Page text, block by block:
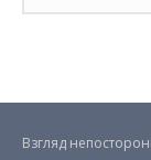
Взгляд